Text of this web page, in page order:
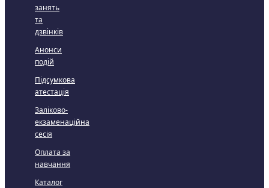
занять
та
дзвінків
Анонси
подій
Підсумкова
атестація
Заліково-
екзаменаційна
сесія
Оплата за
навчання
Каталог